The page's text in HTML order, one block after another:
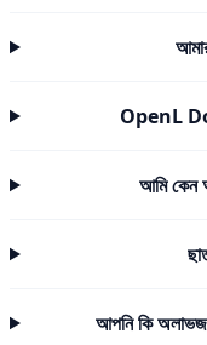
OpenL
আমি কেন
আপনি কি